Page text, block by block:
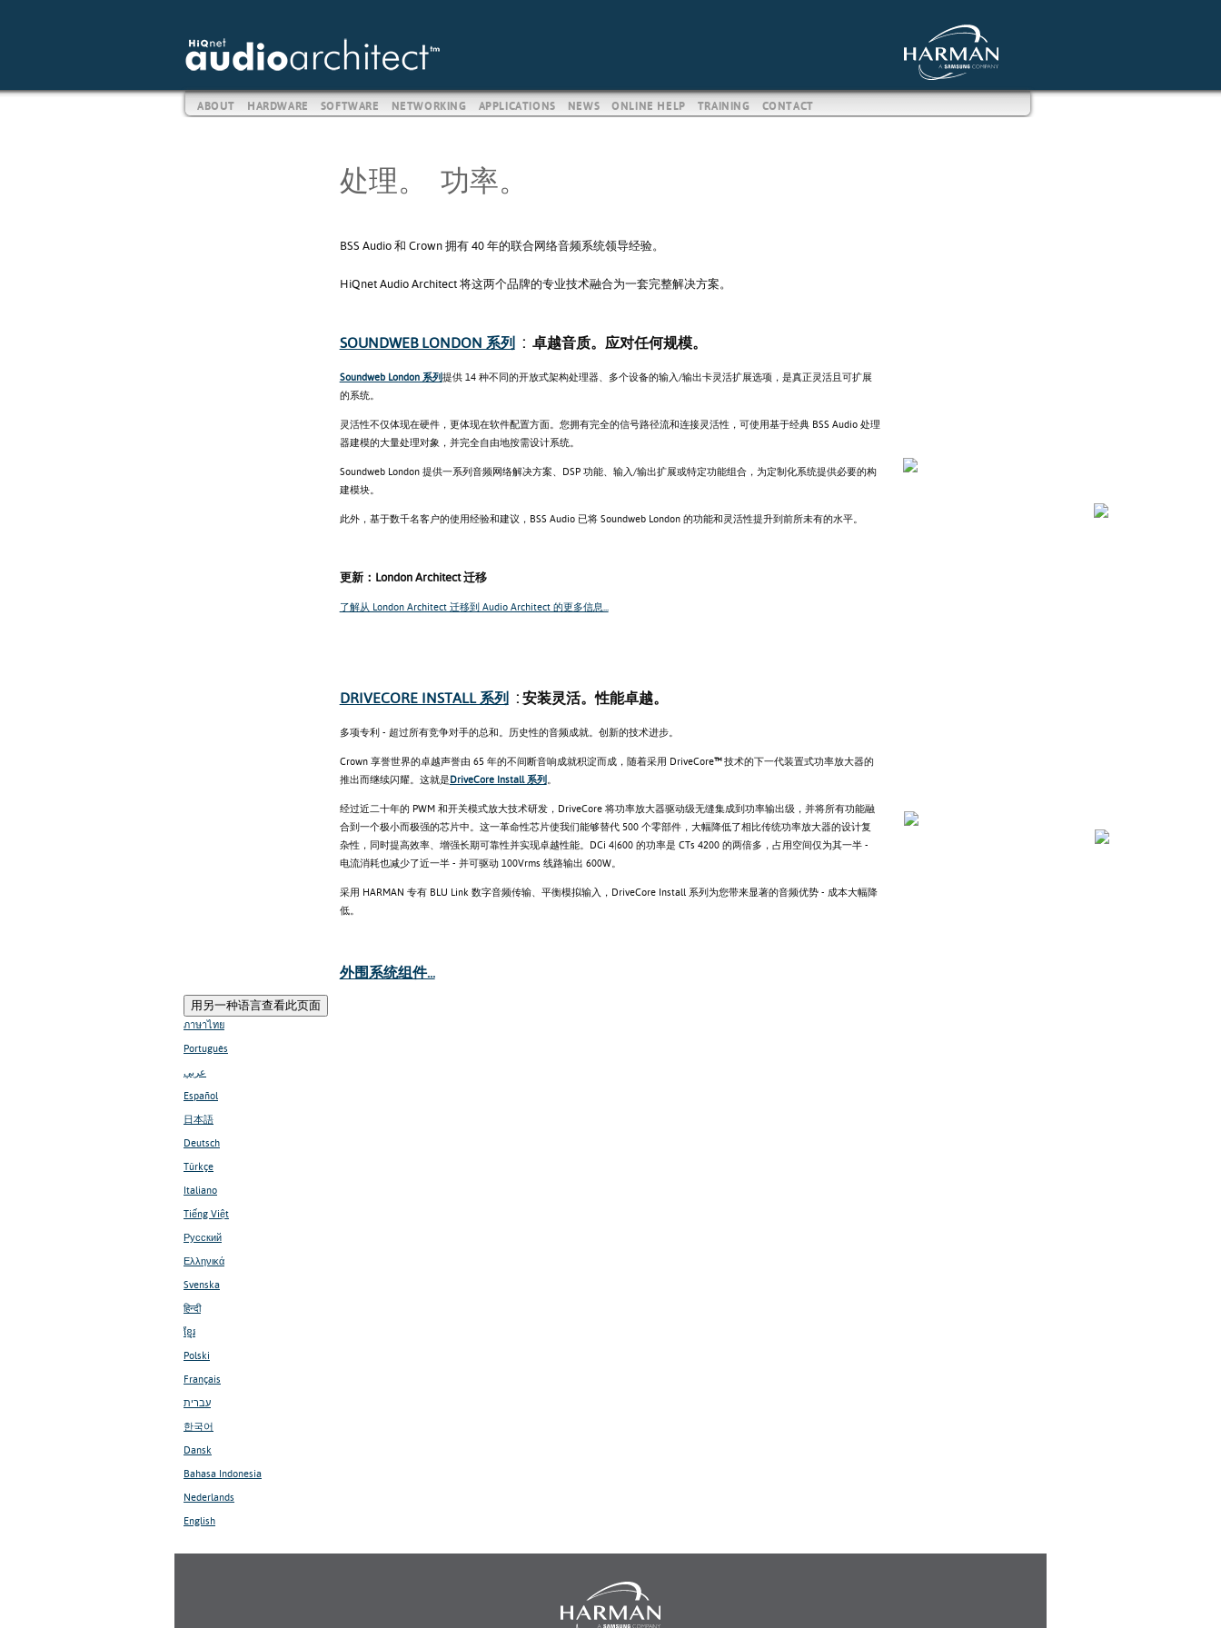
ABOUT HARDWARE SOFTWARE NETWORKING APPLICATIONS NEWS ONLINE HELP TRAINING CONTACT
处理。 功率。
BSS Audio 和 Crown 拥有 40 年的联合网络音频系统领导经验。
HiQnet Audio Architect 将这两个品牌的专业技术融合为一套完整解决方案。
SOUNDWEB LONDON 系列 : 卓越音质。应对任何规模。
Soundweb London 系列提供 14 种不同的开放式架构处理器、多个设备的输入/输出卡灵活扩展选项，是真正灵活且可扩展
的系统。
灵活性不仅体现在硬件，更体现在软件配置方面。您拥有完全的信号路径流和连接灵活性，可使用基于经典 BSS Audio 处理
器建模的大量处理对象，并完全自由地按需设计系统。
Soundweb London 提供一系列音频网络解决方案、DSP 功能、输入/输出扩展或特定功能组合，为定制化系统提供必要的构
建模块。
此外，基于数千名客户的使用经验和建议，BSS Audio 已将 Soundweb London 的功能和灵活性提升到前所未有的水平。
更新：London Architect 迁移
了解从 London Architect 迁移到 Audio Architect 的更多信息...
DRIVECORE INSTALL 系列 : 安装灵活。性能卓越。
多项专利 - 超过所有竞争对手的总和。历史性的音频成就。创新的技术进步。
Crown 享誉世界的卓越声誉由 65 年的不间断音响成就积淀而成，随着采用 DriveCore™技术的下一代装置式功率放大器的
推出而继续闪耀。这就是DriveCore Install 系列 。
经过近二十年的 PWM 和开关模式放大技术研发，DriveCore 将功率放大器驱动级无缝集成到功率输出级，并将所有功能融
合到一个极小而极强的芯片中。这一革命性芯片使我们能够替代 500 个零部件，大幅降低了相比传统功率放大器的设计复
杂性，同时提高效率、增强长期可靠性并实现卓越性能。DCi 4|600 的功率是 CTs 4200 的两倍多，占用空间仅为其一半 -
电流消耗也减少了近一半 - 并可驱动 100Vrms 线路输出 600W。
采用 HARMAN 专有 BLU Link 数字音频传输、平衡模拟输入，DriveCore Install 系列为您带来显著的音频优势 - 成本大幅降
低。
外围系统组件...
用另一种语言查看此页面
ภาษาไทย
Português
عربي
Español
日本語
Deutsch
Türkçe
Italiano
Tiếng Việt
Русский
Ελληνικά
Svenska
हिन्दी
ខ្មែរ
Polski
Français
עברית
한국어
Dansk
Bahasa Indonesia
Nederlands
English